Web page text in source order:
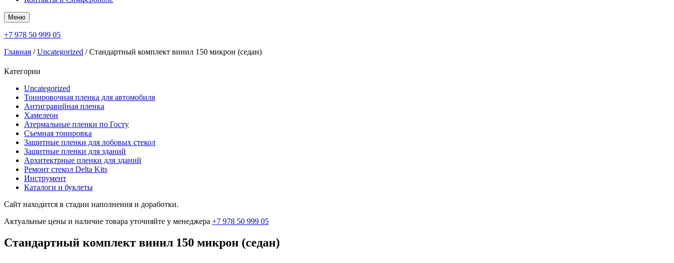
Меню
+7 978 50 999 05
Главная /Uncategorized / Стандартный комплект винил 150 микрон (седан)
Категории
Uncategorized
Тонировочная пленка для автомобиля
Антигравийная пленка
Хамелеон
Атермальные пленки по Госту
Съемная тонировка
Защитные пленки для лобовых стекол
Защитные пленки для зданий
Архитектрные пленки для зданий
Ремонт стекол Delta Kits
Инструмент
Каталоги и буклеты
Сайт находится в стадии наполнения и доработки.
Актуальные цены и наличие товара уточняйте у менеджера +7 978 50 999 05
Стандартный комплект винил 150 микрон (седан)